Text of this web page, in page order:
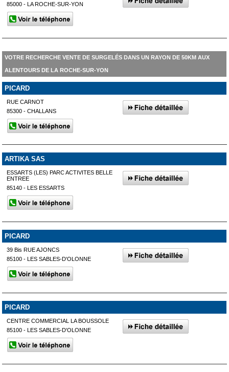
85000 - LA ROCHE-SUR-YON
VOTRE RECHERCHE VENTE DE SURGELÉS DANS UN RAYON DE 50KM AUX
ALENTOURS DE LA ROCHE-SUR-YON
PICARD
RUE CARNOT
85300 - CHALLANS
ARTIKA SAS
ESSARTS (LES) PARC ACTIVITES BELLE
ENTREE
85140 - LES ESSARTS
PICARD
39 Bis RUE AJONCS
85100 - LES SABLES-D'OLONNE
PICARD
CENTRE COMMERCIAL LA BOUSSOLE
85100 - LES SABLES-D'OLONNE